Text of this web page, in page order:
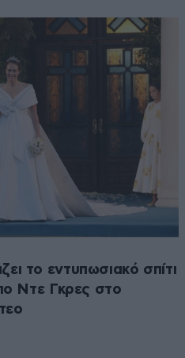
το εντυπωσιακό σπίτι
Ντε Γκρες στο